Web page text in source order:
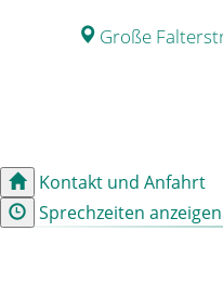
Große
Kontakt und Anfahrt
Sprechzeiten anzeigen